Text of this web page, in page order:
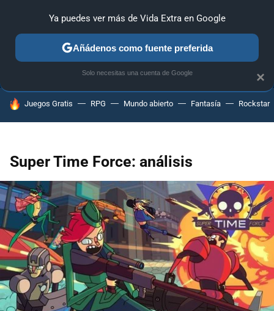
ANÁLISIS GUÍAS Y TRUCOS PC SONY NINTENDO
HOY SE HABLA DE
Juegos Gratis RPG Mundo abierto Fantasía Rockstar
Super Time Force: análisis
×
Ya puedes ver más de Vida Extra en Google
Añádenos como fuente preferida
Solo necesitas una cuenta de Google